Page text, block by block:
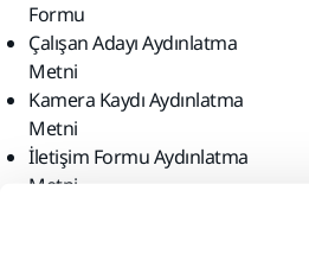
Formu
Çalışan Adayı Aydınlatma
Metni
Kamera Kaydı Aydınlatma
Metni
İletişim Formu Aydınlatma
Metni